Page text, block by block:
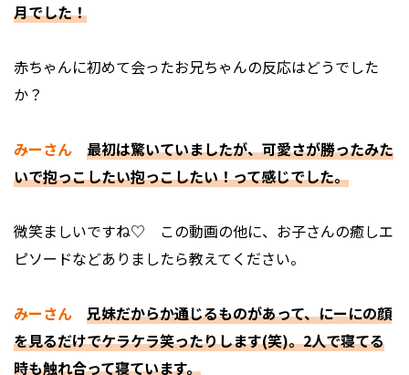
月でした！
――赤ちゃんに初めて会ったお兄ちゃんの反応はどうでした
か？
みーさん
最初は驚いていましたが、可愛さが勝ったみた
いで抱っこしたい抱っこしたい！って感じでした。
――微笑ましいですね♡ この動画の他に、お子さんの癒しエ
ピソードなどありましたら教えてください。
みーさん
兄妹だからか通じるものがあって、にーにの顔
を見るだけでケラケラ笑ったりします(笑)。2人で寝てる
時も触れ合って寝ています。